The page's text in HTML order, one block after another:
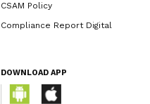
CSAM Policy
Compliance Report Digital
DOWNLOAD APP